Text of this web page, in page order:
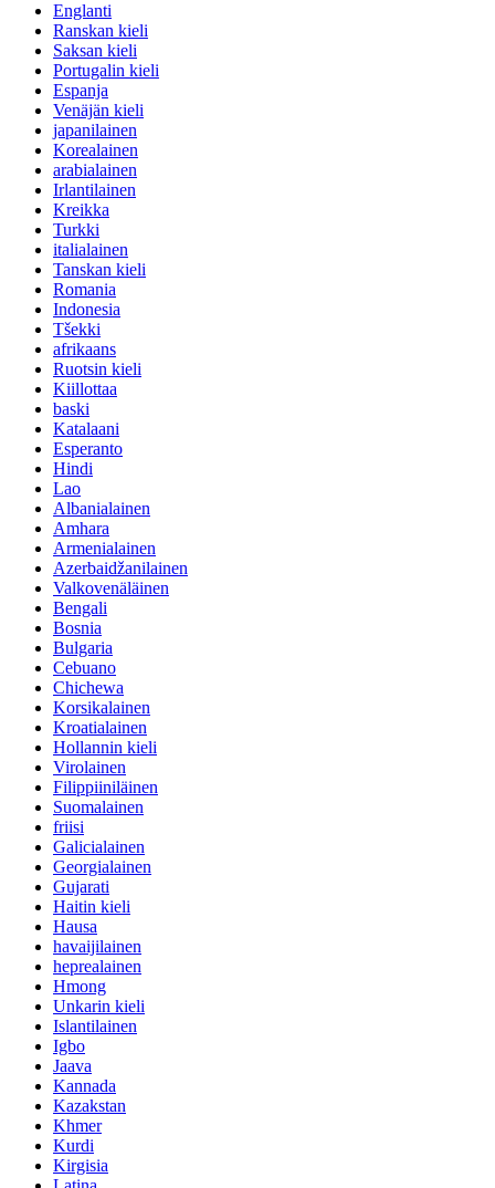
Englanti
Ranskan kieli
Saksan kieli
Portugalin kieli
Espanja
Venäjän kieli
japanilainen
Korealainen
arabialainen
Irlantilainen
Kreikka
Turkki
italialainen
Tanskan kieli
Romania
Indonesia
Tšekki
afrikaans
Ruotsin kieli
Kiillottaa
baski
Katalaani
Esperanto
Hindi
Lao
Albanialainen
Amhara
Armenialainen
Azerbaidžanilainen
Valkovenäläinen
Bengali
Bosnia
Bulgaria
Cebuano
Chichewa
Korsikalainen
Kroatialainen
Hollannin kieli
Virolainen
Filippiiniläinen
Suomalainen
friisi
Galicialainen
Georgialainen
Gujarati
Haitin kieli
Hausa
havaijilainen
heprealainen
Hmong
Unkarin kieli
Islantilainen
Igbo
Jaava
Kannada
Kazakstan
Khmer
Kurdi
Kirgisia